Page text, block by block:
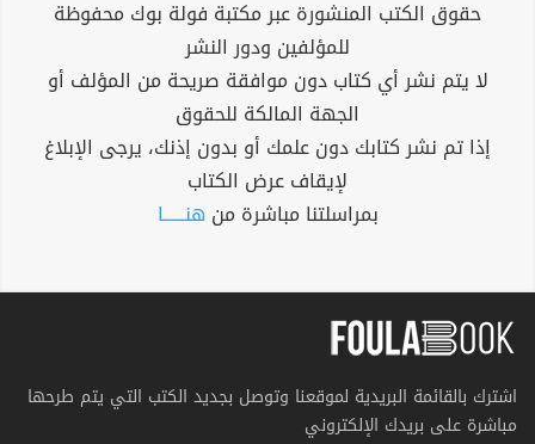
حقوق الكتب المنشورة عبر مكتبة فولة بوك محفوظة
للمؤلفين ودور النشر
لا يتم نشر أي كتاب دون موافقة صريحة من المؤلف أو
الجهة المالكة للحقوق
إذا تم نشر كتابك دون علمك أو بدون إذنك، يرجى الإبلاغ
لإيقاف عرض الكتاب
بمراسلتنا مباشرة من هنــــــا
اشترك بالقائمة البريدية لموقعنا وتوصل بجديد الكتب التي يتم طرحها
مباشرة على بريدك الإلكتروني